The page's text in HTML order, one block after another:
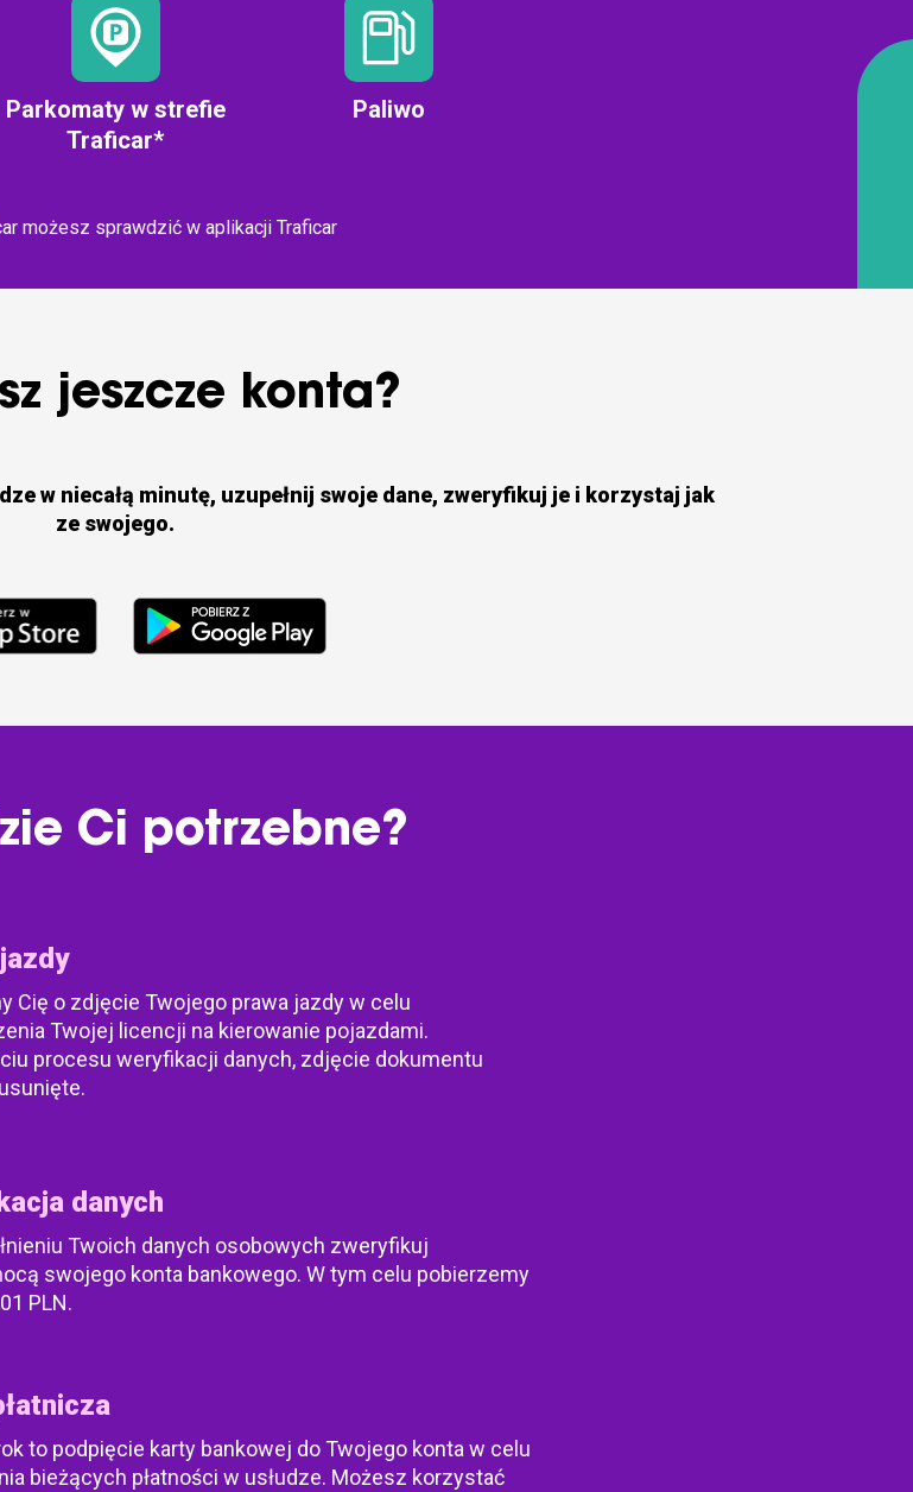
Parkomaty w strefie
Traficar*
Paliwo
możesz sprawdzić w aplikacji Traficar
jeszcze konta?
w niecałą minutę, uzupełnij swoje dane, zweryfikuj je i korzystaj jak
ze swojego.
Ci potrzebne?
Cię o zdjęcie Twojego prawa jazdy w celu
Twojej licencji na kierowanie pojazdami.
procesu weryfikacji danych, zdjęcie dokumentu
danych
Twoich danych osobowych zweryfikuj
swojego konta bankowego. W tym celu pobierzemy
PLN.
to podpięcie karty bankowej do Twojego konta w celu
bieżących płatności w usłudze. Możesz korzystać